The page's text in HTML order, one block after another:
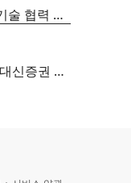
사우디아라비아 통신부 장관, 양국 간 기술 협력 위해 중국 방문 사우디아라비아 Arab News. ACWA Power 2023/07/
중국 경제, 무언가 숨기고 있습니다 (ft.대신증권 이경민 팀장 2부)